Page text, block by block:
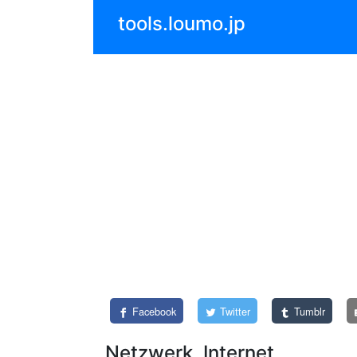
tools.loumo.jp
Facebook Twitter Tumblr
Netzwerk, Internet